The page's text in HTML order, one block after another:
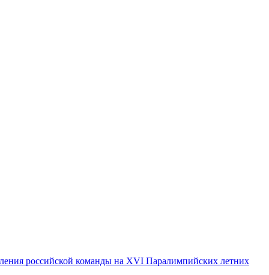
российской команды на XVI Паралимпийских летних